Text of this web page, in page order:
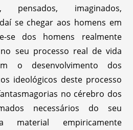
pensados, imaginados,
se chegar aos homens em
se dos homens realmente
seu processo real de vida
o desenvolvimento dos
ideológicos deste processo
no cérebro dos
necessários do seu
material empiricamente